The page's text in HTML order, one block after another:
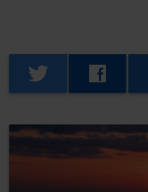
twitter facebook